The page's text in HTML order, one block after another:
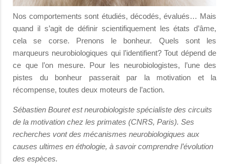
Nos comportements sont étudiés, décodés, évalués… Mais
quand il s’agit de définir scientifiquement les états d’âme,
cela se corse. Prenons le bonheur. Quels sont les
marqueurs neurobiologiques qui l’identifient? Tout dépend de
ce que l’on mesure. Pour les neurobiologistes, l’une des
pistes du bonheur passerait par la motivation et la
récompense, toutes deux moteurs de l’action.
Sébastien Bouret est neurobiologiste spécialiste des circuits
de la motivation chez les primates (CNRS, Paris). Ses
recherches vont des mécanismes neurobiologiques aux
causes ultimes en éthologie, à savoir comprendre l’évolution
des espèces.